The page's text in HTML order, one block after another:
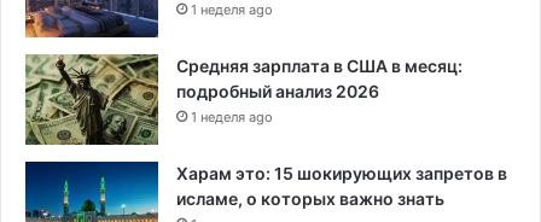
1 неделя ago
Средняя зарплата в США в месяц:
подробный анализ 2026
1 неделя ago
Харам это: 15 шокирующих запретов в
исламе, о которых важно знать